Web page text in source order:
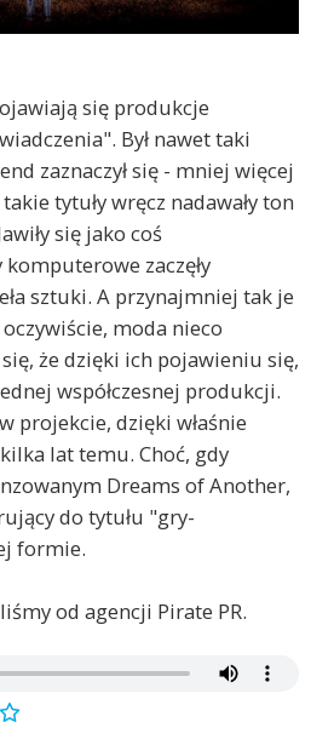
się produkcje
Był nawet taki
zaznaczył się - mniej więcej
tytuły wręcz nadawały ton
się jako coś
zaczęły
sztuki. A przynajmniej tak je
moda nieco
że dzięki ich pojawieniu się,
współczesnej produkcji.
projekcie, dzięki właśnie
lat temu. Choć, gdy
Dreams of Another,
do tytułu "gry-
formie.
od agencji Pirate PR.